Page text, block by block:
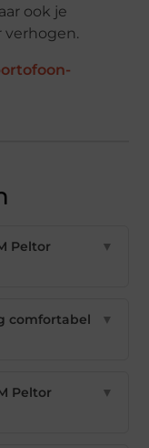
ook je
verhogen.
Peltor
▼
comfortabel
▼
Peltor
▼